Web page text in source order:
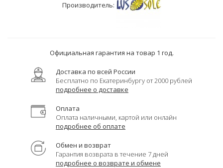
Производитель:
Официальная гарантия на товар 1 год.
Доставка по всей России
Бесплатно по Екатеринбургу от 2000 рублей
подробнее о доставке
Оплата
Оплата наличными, картой или онлайн
подробнее об оплате
Обмен и возврат
Гарантия возврата в течение 7 дней
подробнее о возврате и обмене